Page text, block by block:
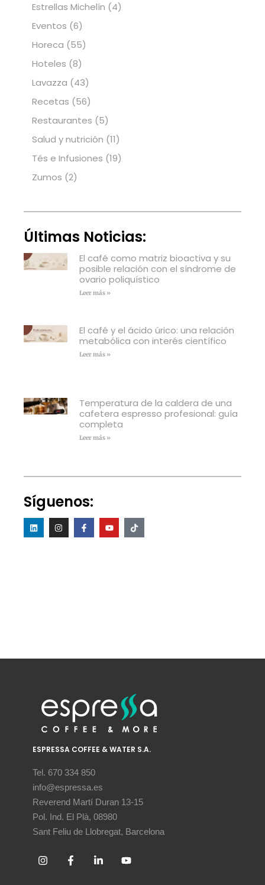
Estrellas Michelín (4)
Eventos (6)
Horeca (55)
Hoteles (8)
Lavazza (43)
Recetas (56)
Restaurantes (5)
Salud y nutrición (11)
Tés e Infusiones (19)
Zumos (2)
Últimas Noticias:
El café como matriz bioactiva y su
posible relación con el síndrome de
ovario poliquístico
Leer más »
El café y el ácido úrico: una relación
metabólica con interés científico
Leer más »
Temperatura de la caldera de una
cafetera espresso profesional: guía
completa
Leer más »
Síguenos:
ESPRESSA COFFEE & WATER S.A.
Tel. 670 334 850
info@espressa.es
Reverend Martí Duran 13-15
Pol. Ind. El Plà, 08980
Sant Feliu de Llobregat, Barcelona